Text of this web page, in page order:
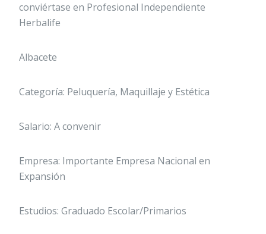
conviértase en Profesional Independiente
Herbalife
Albacete
Categoría: Peluquería, Maquillaje y Estética
Salario: A convenir
Empresa: Importante Empresa Nacional en
Expansión
Estudios: Graduado Escolar/Primarios